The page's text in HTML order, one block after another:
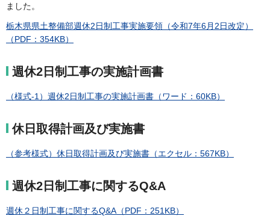
ました。
栃木県県土整備部週休2日制工事実施要領（令和7年6月2日改定）
（PDF：354KB）
週休2日制工事の実施計画書
（様式-1）週休2日制工事の実施計画書（ワード：60KB）
休日取得計画及び実施書
（参考様式）休日取得計画及び実施書（エクセル：567KB）
週休2日制工事に関するQ&A
週休２日制工事に関するQ&A（PDF：251KB）